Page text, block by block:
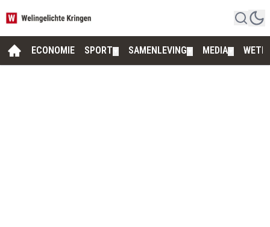
ECONOMIE SPORT SAMENLEVING MEDIA